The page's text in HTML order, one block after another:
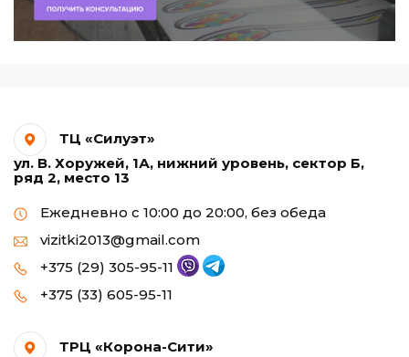
ТЦ «Силуэт»
ул. В. Хоружей, 1А, нижний уровень, сектор Б,
ряд 2, место 13
Ежедневно с 10:00 до 20:00, без обеда
vizitki2013@gmail.com
+375 (29) 305-95-11
+375 (33) 605-95-11
ТРЦ «Корона-Сити»